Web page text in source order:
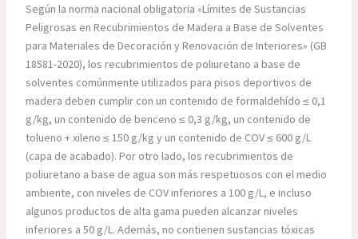
Según la norma nacional obligatoria «Límites de Sustancias
Peligrosas en Recubrimientos de Madera a Base de Solventes
para Materiales de Decoración y Renovación de Interiores» (GB
18581-2020), los recubrimientos de poliuretano a base de
solventes comúnmente utilizados para pisos deportivos de
madera deben cumplir con un contenido de formaldehído ≤ 0,1
g/kg, un contenido de benceno ≤ 0,3 g/kg, un contenido de
tolueno + xileno ≤ 150 g/kg y un contenido de COV ≤ 600 g/L
(capa de acabado). Por otro lado, los recubrimientos de
poliuretano a base de agua son más respetuosos con el medio
ambiente, con niveles de COV inferiores a 100 g/L, e incluso
algunos productos de alta gama pueden alcanzar niveles
inferiores a 50 g/L. Además, no contienen sustancias tóxicas